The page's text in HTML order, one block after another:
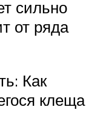
сильно
от ряда
Как
клеща